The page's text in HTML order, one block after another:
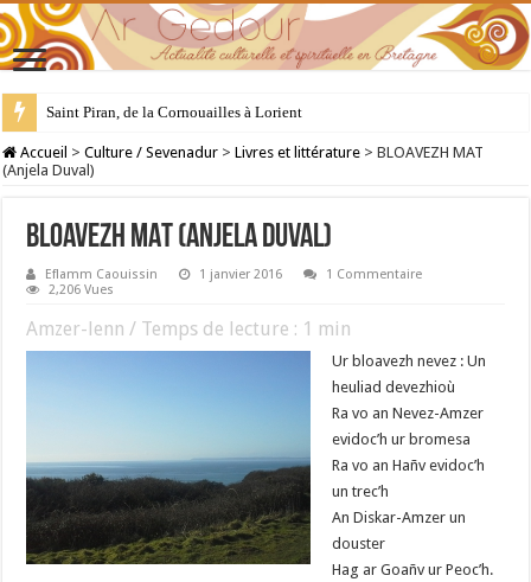
Saint Piran, de la Cornouailles à Lorient
28 juillet : Saint Samson de Dol, père de la Bretagne chrétienne
Accueil > Culture / Sevenadur > Livres et littérature > BLOAVEZH MAT
(Anjela Duval)
BLOAVEZH MAT (Anjela Duval)
Eflamm Caouissin 1 janvier 2016
1 Commentaire
2,206 Vues
Amzer-lenn / Temps de lecture : 1 min
Ur bloavezh nevez : Un
heuliad devezhioù
Ra vo an Nevez-Amzer
evidoc’h ur bromesa
Ra vo an Hañv evidoc’h
un trec’h
An Diskar-Amzer un
douster
Hag ar Goañv ur Peoc’h.